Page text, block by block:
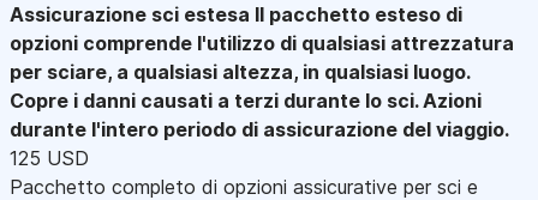
Assicurazione sci estesa Il pacchetto esteso di
opzioni comprende l'utilizzo di qualsiasi attrezzatura
per sciare, a qualsiasi altezza, in qualsiasi luogo.
Copre i danni causati a terzi durante lo sci. Azioni
durante l'intero periodo di assicurazione del viaggio.
125 USD
Pacchetto completo di opzioni assicurative per sci e